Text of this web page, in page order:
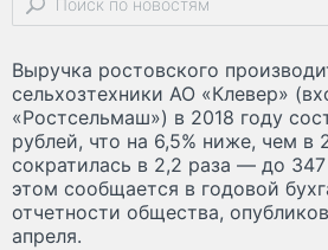
Выручка ростовского
сельхозтехники АО «Клевер»
«Ростсельмаш») в 2018 году
рублей, что на 6,5% ниже, чем в
сократилась в 2,2 раза — до
этом сообщается в годовой
отчетности общества,
апреля.